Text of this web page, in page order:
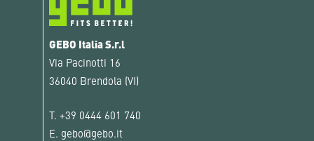
GEBO Italia S.r.l
Via Pacinotti 16
36040 Brendola (VI)
T. +39 0444 601 740
E. gebo@gebo.it